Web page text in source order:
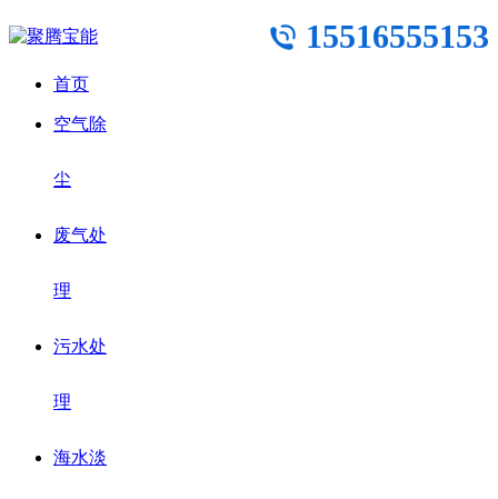
15516555153
首页
空气除
尘
废气处
理
污水处
理
海水淡